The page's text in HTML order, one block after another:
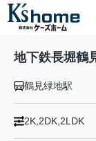
地下鉄長堀鶴
鶴見緑地駅
2K,2DK,2LDK